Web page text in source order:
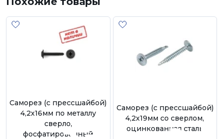
Саморез (с прессшайбой)
4,2х16мм по металлу
сверло,
фосфатированный
Саморез (с прессшайбой)
4,2х19мм со сверлом,
оцинкованная сталь